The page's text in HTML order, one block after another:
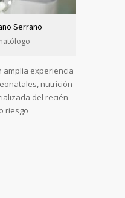
Serrano
amplia experiencia
nutrición
del recién
riesgo